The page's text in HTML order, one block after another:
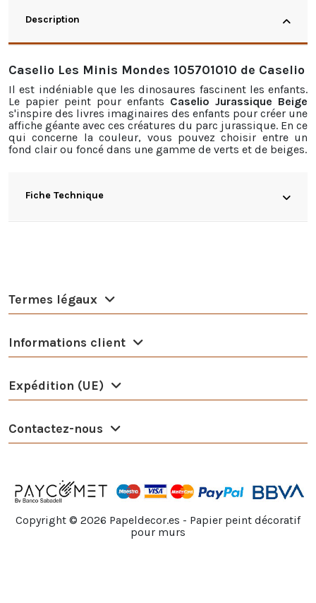
Description
Caselio Les Minis Mondes 105701010 de Caselio
Il est indéniable que les dinosaures fascinent les enfants.
Le papier peint pour enfants Caselio Jurassique Beige
s'inspire des livres imaginaires des enfants pour créer une
affiche géante avec ces créatures du parc jurassique. En ce
qui concerne la couleur, vous pouvez choisir entre un
fond clair ou foncé dans une gamme de verts et de beiges.
Fiche Technique
Termes légaux
Informations client
Expédition (UE)
Contactez-nous
Copyright © 2026 Papeldecor.es - Papier peint décoratif
pour murs